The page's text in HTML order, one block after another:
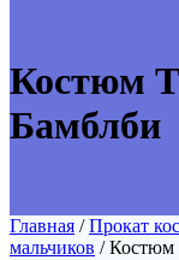
Костюм
Бамблби
Главная /Прокат
мальчиков / Костюм